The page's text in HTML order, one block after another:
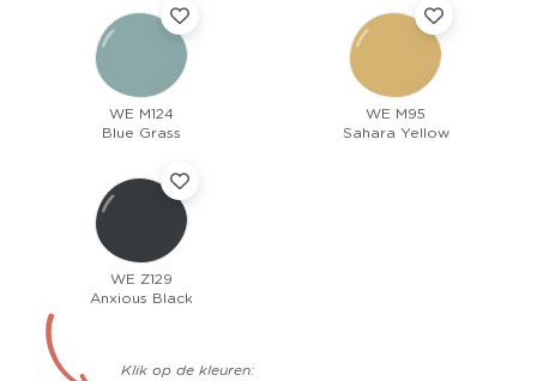
WE M124
Blue Grass
WE M95
Sahara Yellow
WE Z129
Anxious Black
Klik op de kleuren: